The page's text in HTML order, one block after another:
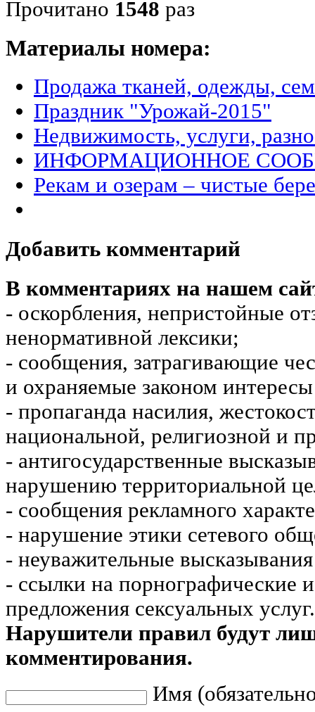
Прочитано 1548 раз
Материалы номера:
Продажа тканей, одежды,
Праздник "Урожай-2015"
Недвижимость, услуги,
ИНФОРМАЦИОННОЕ
Рекам и озерам – чистые
Добавить комментарий
В комментариях на нашем
- оскорбления, непристойные
ненормативной лексики;
- сообщения, затрагивающие
и охраняемые законом
- пропаганда насилия,
национальной, религиозной и
- антигосударственные
нарушению территориальной
- сообщения рекламного
- нарушение этики сетевого
- неуважительные
- ссылки на порнографические
предложения сексуальных услуг.
Нарушители правил будут
комментирования.
Имя